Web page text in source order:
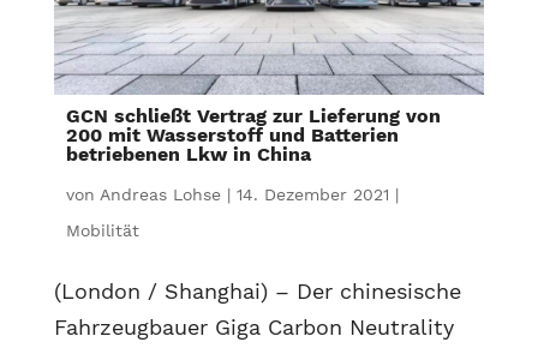
GCN schließt Vertrag zur Lieferung von
200 mit Wasserstoff und Batterien
betriebenen Lkw in China
von Andreas Lohse| 14. Dezember 2021 |
Mobilität
(London / Shanghai) – Der chinesische
Fahrzeugbauer Giga Carbon Neutrality